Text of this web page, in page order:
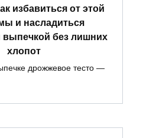
избавиться от этой
и насладиться
выпечкой без лишних
хлопот
дрожжевое тесто —